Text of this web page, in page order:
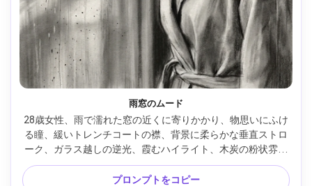
雨窓のムード
28歳女性、雨で濡れた窓の近くに寄りかかり、物思いにふけ
る瞳、緩いトレンチコートの襟、背景に柔らかな垂直ストロ
ーク、ガラス越しの逆光、霞むハイライト、木炭の粉状雰囲
気、ぼやけたエッジ、重めの中間調ブレンド、精密なまつ毛
と虹彩、憂いを帯びたムード、全体に見える紙の質感、
プロンプトをコピー